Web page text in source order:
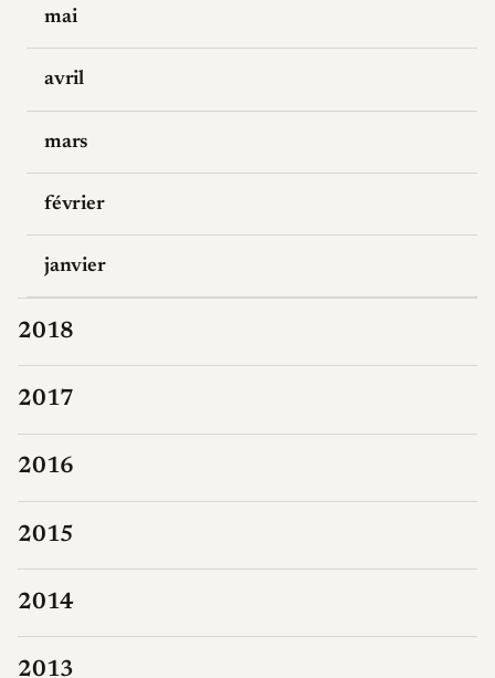
mai
avril
mars
février
janvier
2018
2017
2016
2015
2014
2013